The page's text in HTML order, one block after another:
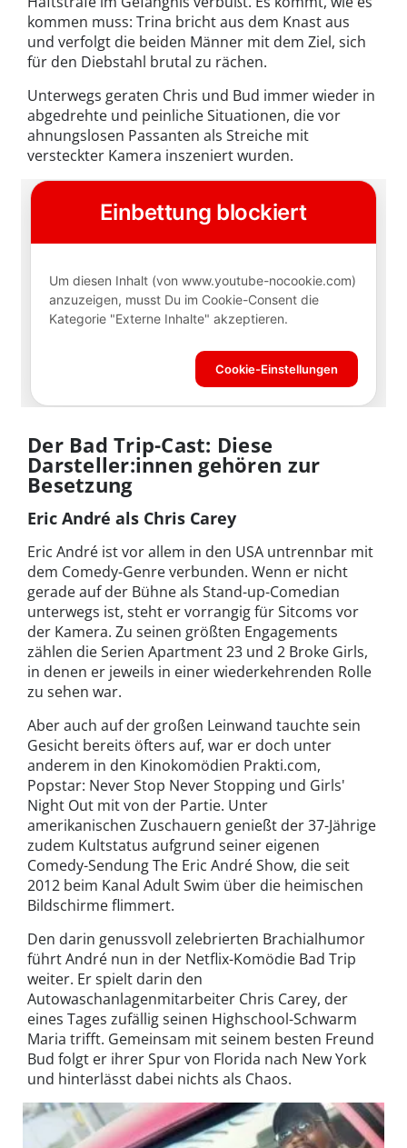
kommen muss: Trina bricht aus dem Knast aus
und verfolgt die beiden Männer mit dem Ziel, sich
für den Diebstahl brutal zu rächen.
Unterwegs geraten Chris und Bud immer wieder in
abgedrehte und peinliche Situationen, die vor
ahnungslosen Passanten als Streiche mit
versteckter Kamera inszeniert wurden.
Der Bad Trip-Cast: Diese
Darsteller:innen gehören zur
Besetzung
Eric André als Chris Carey
Eric André ist vor allem in den USA untrennbar mit
dem Comedy-Genre verbunden. Wenn er nicht
gerade auf der Bühne als Stand-up-Comedian
unterwegs ist, steht er vorrangig für Sitcoms vor
der Kamera. Zu seinen größten Engagements
zählen die Serien Apartment 23 und 2 Broke Girls,
in denen er jeweils in einer wiederkehrenden Rolle
zu sehen war.
Aber auch auf der großen Leinwand tauchte sein
Gesicht bereits öfters auf, war er doch unter
anderem in den Kinokomödien Prakti.com,
Popstar: Never Stop Never Stopping und Girls'
Night Out mit von der Partie. Unter
amerikanischen Zuschauern genießt der 37-Jährige
zudem Kultstatus aufgrund seiner eigenen
Comedy-Sendung The Eric André Show, die seit
2012 beim Kanal Adult Swim über die heimischen
Bildschirme flimmert.
Den darin genussvoll zelebrierten Brachialhumor
führt André nun in der Netflix-Komödie Bad Trip
weiter. Er spielt darin den
Autowaschanlagenmitarbeiter Chris Carey, der
eines Tages zufällig seinen Highschool-Schwarm
Maria trifft. Gemeinsam mit seinem besten Freund
Bud folgt er ihrer Spur von Florida nach New York
und hinterlässt dabei nichts als Chaos.